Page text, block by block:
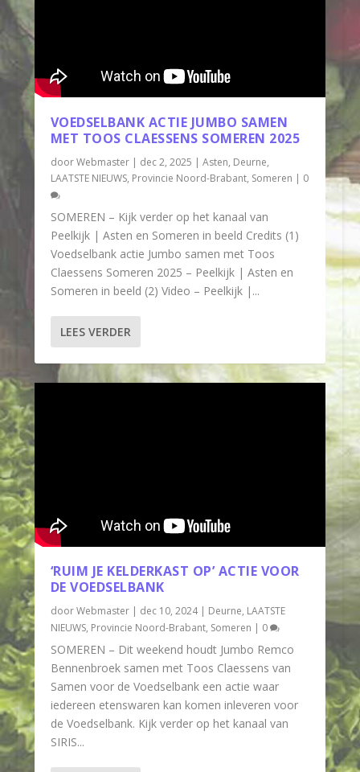
VOEDSELBANK ACTIE JUMBO SAMEN
MET TOOS CLAESSENS SOMEREN 2025
doorWebmaster| dec 2, 2025 | Asten, Deurne,
LAATSTE NIEUWS, Provincie Noord-Brabant, Someren | 0
SOMEREN – Kijk verder op het kanaal van
Peelkijk | Asten en Someren in beeld Credits (1)
Voedselbank actie Jumbo samen met Toos
Claessens Someren 2025 – Peelkijk | Asten en
Someren in beeld (2) Video – Peelkijk |...
LEES VERDER
‘RUIM JE KELDERKAST OP’ ACTIE VOOR
DE VOEDSELBANK
doorWebmaster| dec 10, 2024| Deurne, LAATSTE
NIEUWS, Provincie Noord-Brabant, Someren | 0
SOMEREN – Dit weekend houdt Jumbo Remco
Bennenbroek samen met Toos Claessens van
Samen voor de Voedselbank een actie waar
iedereen etenswaren kan komen inleveren voor
de Voedselbank. Kijk verder op het kanaal van
SIRIS...